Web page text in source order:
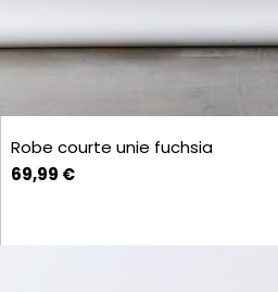
Robe courte unie fuchsia
69,99 €